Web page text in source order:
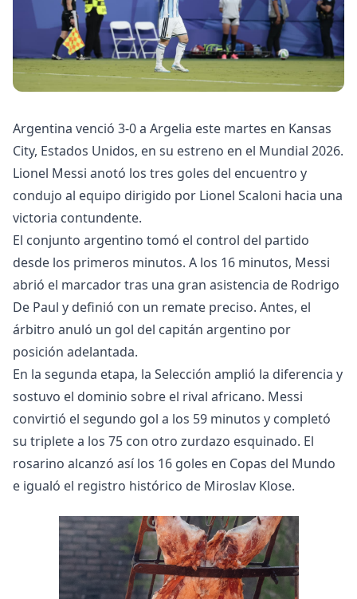
Argentina venció 3-0 a Argelia este martes en Kansas
City, Estados Unidos, en su estreno en el Mundial 2026.
Lionel Messi anotó los tres goles del encuentro y
condujo al equipo dirigido por Lionel Scaloni hacia una
victoria contundente.
El conjunto argentino tomó el control del partido
desde los primeros minutos. A los 16 minutos, Messi
abrió el marcador tras una gran asistencia de Rodrigo
De Paul y definió con un remate preciso. Antes, el
árbitro anuló un gol del capitán argentino por
posición adelantada.
En la segunda etapa, la Selección amplió la diferencia y
sostuvo el dominio sobre el rival africano. Messi
convirtió el segundo gol a los 59 minutos y completó
su triplete a los 75 con otro zurdazo esquinado. El
rosarino alcanzó así los 16 goles en Copas del Mundo
e igualó el registro histórico de Miroslav Klose.